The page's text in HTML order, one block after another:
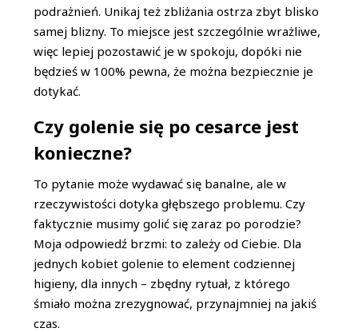
podrażnień. Unikaj też zbliżania ostrza zbyt blisko
samej blizny. To miejsce jest szczególnie wrażliwe,
więc lepiej pozostawić je w spokoju, dopóki nie
będzieś w 100% pewna, że można bezpiecznie je
dotykać.
Czy golenie się po cesarce jest
konieczne?
To pytanie może wydawać się banalne, ale w
rzeczywistości dotyka głębszego problemu. Czy
faktycznie musimy golić się zaraz po porodzie?
Moja odpowiedź brzmi: to zależy od Ciebie. Dla
jednych kobiet golenie to element codziennej
higieny, dla innych – zbędny rytuał, z którego
śmiało można zrezygnować, przynajmniej na jakiś
czas.